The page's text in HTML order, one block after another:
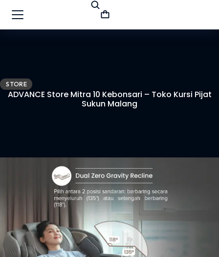
STORE
ADVANCE Store Mitra 10 Kebonsari – Toko Kursi Pijat
Sukun Malang